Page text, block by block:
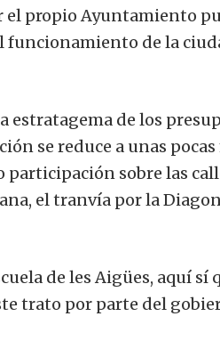
el propio Ayuntamiento
de la
estratagema de los
se reduce a unas pocas
participación sobre las
el tranvía por la
de les Aigües, aquí sí
trato por parte del